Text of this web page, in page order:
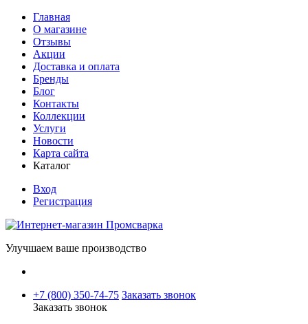
Главная
О магазине
Отзывы
Акции
Доставка и оплата
Бренды
Блог
Контакты
Коллекции
Услуги
Новости
Карта сайта
Каталог
Вход
Регистрация
Улучшаем ваше производство
+7 (800) 350-74-75 Заказать звонок
Заказать звонок